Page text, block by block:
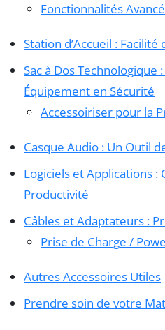
Fonctionnalités
Station d’Accueil :
Sac à Dos Technologique
Équipement en Sécurité
Accessoiriser pour la
Casque Audio : Un Outil
Logiciels et Applications :
Productivité
Câbles et Adaptateurs :
Prise de Charge /
Autres Accessoires Utiles
Prendre soin de votre